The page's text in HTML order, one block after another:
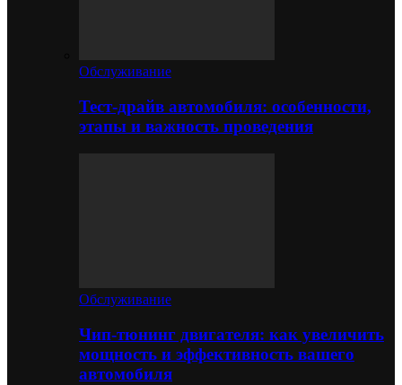
Обслуживание
Тест-драйв автомобиля: особенности,
этапы и важность проведения
Обслуживание
Чип-тюнинг двигателя: как увеличить
мощность и эффективность вашего
автомобиля